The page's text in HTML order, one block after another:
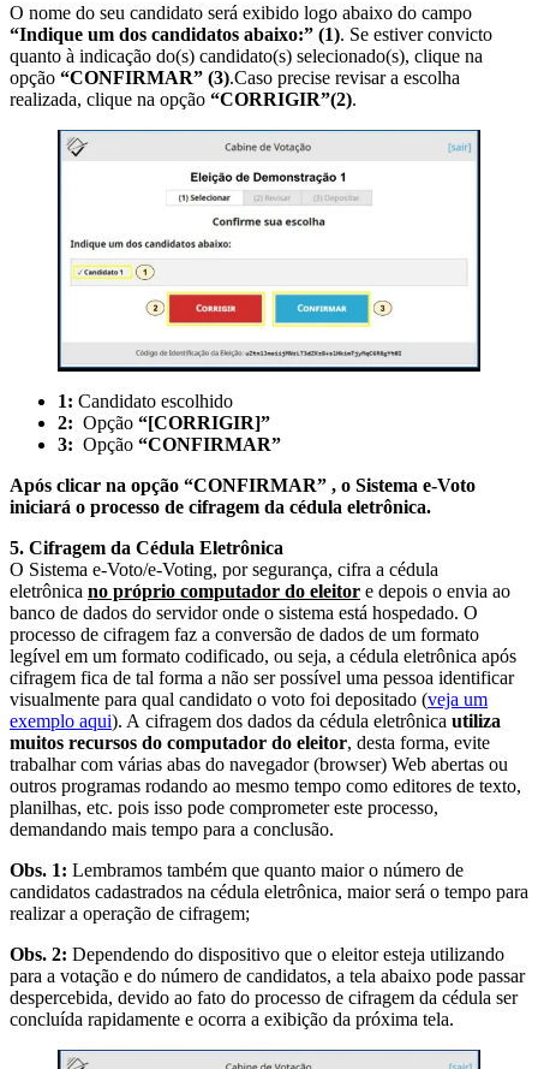
O nome do seu candidato será exibido logo abaixo do campo
“Indique um dos candidatos abaixo:” (1). Se estiver convicto
quanto à indicação do(s) candidato(s) selecionado(s), clique na
opção “CONFIRMAR” (3).Caso precise revisar a escolha
realizada, clique na opção “CORRIGIR”(2).
1: Candidato escolhido
2: Opção “[CORRIGIR]”
3: Opção “CONFIRMAR”
Após clicar na opção “CONFIRMAR” , o Sistema e-Voto
iniciará o processo de cifragem da cédula eletrônica.
5. Cifragem da Cédula Eletrônica
O Sistema e-Voto/e-Voting, por segurança, cifra a cédula
eletrônica no próprio computador do eleitor e depois o envia ao
banco de dados do servidor onde o sistema está hospedado. O
processo de cifragem faz a conversão de dados de um formato
legível em um formato codificado, ou seja, a cédula eletrônica após
cifragem fica de tal forma a não ser possível uma pessoa identificar
visualmente para qual candidato o voto foi depositado (veja um
exemplo aqui). A cifragem dos dados da cédula eletrônica utiliza
muitos recursos do computador do eleitor, desta forma, evite
trabalhar com várias abas do navegador (browser) Web abertas ou
outros programas rodando ao mesmo tempo como editores de texto,
planilhas, etc. pois isso pode comprometer este processo,
demandando mais tempo para a conclusão.
Obs. 1: Lembramos também que quanto maior o número de
candidatos cadastrados na cédula eletrônica, maior será o tempo para
realizar a operação de cifragem;
Obs. 2: Dependendo do dispositivo que o eleitor esteja utilizando
para a votação e do número de candidatos, a tela abaixo pode passar
despercebida, devido ao fato do processo de cifragem da cédula ser
concluída rapidamente e ocorra a exibição da próxima tela.